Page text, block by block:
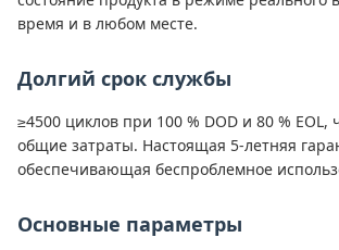
время и в любом месте.
Долгий срок службы
≥4500 циклов при 100 % DOD и 80 % EOL,
общие затраты. Настоящая 5-летняя
обеспечивающая беспроблемное
Основные параметры